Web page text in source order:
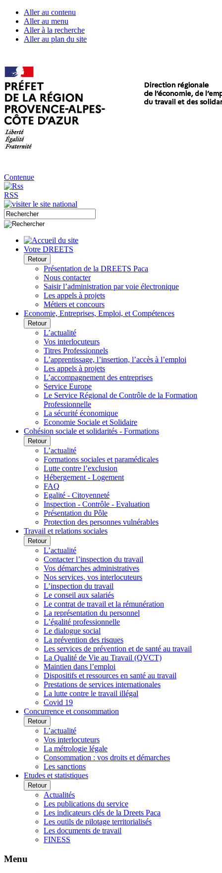
Aller au contenu
Aller au menu
Aller à la recherche
Aller au plan du site
Contenue
RSS
Votre DREETS
Retour
Présentation de la DREETS Paca
Nous contacter
Saisir l’administration par voie électronique
Les appels à projets
Métiers et concours
Economie, Entreprises, Emploi, et Compétences
Retour
L’actualité
Vos interlocuteurs
Titres Professionnels
L’apprentissage, l’insertion, l’accès à l’emploi
Les appels à projets
L’accompagnement des entreprises
Service Europe
Le Service Régional de Contrôle de la Formation
Professionnelle
La sécurité économique
Economie Sociale et Solidaire
Cohésion sociale et solidarités - Formations
Retour
L’actualité
Formations sociales et paramédicales
Lutte contre l’exclusion
Hébergement - Logement
FAQ
Egalité - Citoyenneté
Inspection - Contrôle - Evaluation
Présentation du Pôle
Protection des personnes vulnérables
Travail et relations sociales
Retour
L’actualité
Contacter l’inspection du travail
Vos démarches administratives
Nos services, vos interlocuteurs
L’inspection du travail
Le conseil aux salariés
Le contrat de travail et la rémunération
La représentation du personnel
L’égalité professionnelle
Le dialogue social
La prévention des risques
Les services de prévention et de santé au travail
La Qualité de Vie au Travail (QVCT)
Maintien dans l’emploi
Dispositifs et ressources en santé au travail
Prestations de services internationales
La lutte contre le travail illégal
Covid 19
Concurrence et consommation
Retour
L’actualité
Vos interlocuteurs
La métrologie légale
Consommation : vos droits et démarches
Les sanctions
Etudes et statistiques
Retour
Actualités
Les publications du service
Les indicateurs clés de la Dreets Paca
Les outils de pilotage territorialisés
Les documents de travail
FINESS
Menu